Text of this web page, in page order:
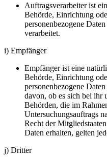
Auftragsverarbeiter ist
Behörde, Einrichtung
personenbezogene
verarbeitet.
i) Empfänger
Empfänger ist eine
Behörde, Einrichtung
personenbezogene
davon, ob es sich bei ihr
Behörden, die im
Untersuchungsauftrags
Recht der
Daten erhalten, gelten
j) Dritter